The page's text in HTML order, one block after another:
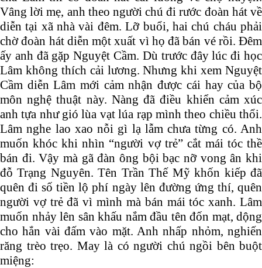
Vâng lời mẹ, anh theo người chú đi rước đoàn hát về
diễn tại xã nhà vài đêm. Lỡ buổi, hai chú cháu phải
chờ đoàn hát diễn một xuất vì họ đã bán vé rồi. Đêm
ấy anh đã gặp Nguyệt Cầm. Dù trước đây lúc đi học
Lâm không thích cải lương. Nhưng khi xem Nguyệt
Cầm diễn Lâm mới cảm nhận được cái hay của bộ
môn nghệ thuật này. Nàng đã điều khiển cảm xúc
anh tựa như gió lùa vạt lúa rạp mình theo chiều thổi.
Lâm nghe lao xao nỗi gì lạ lẫm chưa từng có. Anh
muốn khóc khi nhìn “người vợ trẻ” cắt mái tóc thề
bán đi. Vậy mà gã đàn ông bội bạc nỡ vong ân khi
đỗ Trạng Nguyên. Tên Trần Thế Mỹ khốn kiếp đã
quên đi số tiền lộ phí ngày lên đường ứng thí, quên
người vợ trẻ đã vì mình mà bán mái tóc xanh. Lâm
muốn nhảy lên sân khấu nắm đầu tên đốn mạt, dộng
cho hắn vài đấm vào mặt. Anh nhấp nhỏm, nghiến
răng trèo trẹo. May là có người chú ngồi bên buột
miệng: